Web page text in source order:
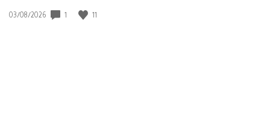
Date
03/08/2026 1 11